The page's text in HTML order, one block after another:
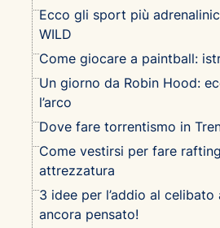
Ecco gli sport più
WILD
Come giocare a paintball:
Un giorno da Robin Hood:
l’arco
Dove fare torrentismo in
Come vestirsi per fare
attrezzatura
3 idee per l’addio al
ancora pensato!